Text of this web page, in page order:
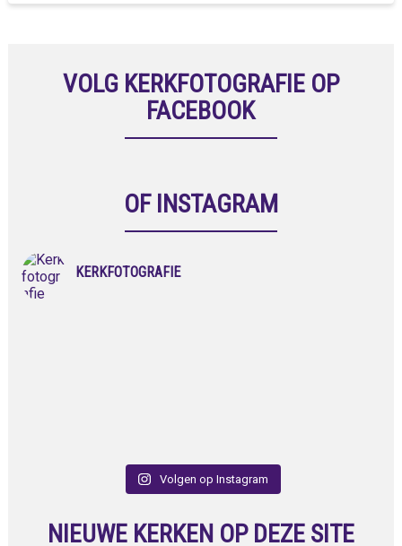
VOLG KERKFOTOGRAFIE OP
FACEBOOK
OF INSTAGRAM
KERKFOTOGRAFIE
Volgen op Instagram
NIEUWE KERKEN OP DEZE SITE